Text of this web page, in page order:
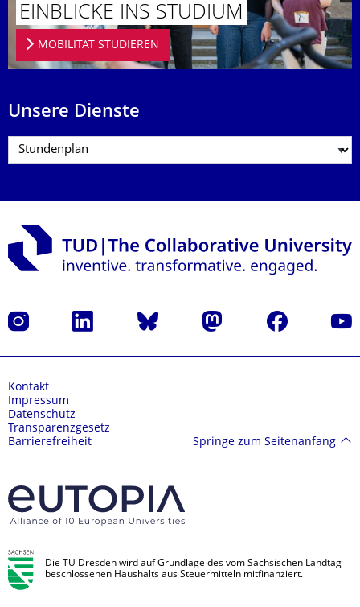
EINBLICKE INS STUDIUM
MOBILITÄT STUDIEREN
Unsere Dienste
Instagram LinkedIn Bluesky Mastodon Facebook
Kontakt
Impressum
Datenschutz
Transparenzgesetz
Barrierefreiheit
Springe zum Seitenanfang
Die TU Dresden wird auf Grundlage des vom Sächsischen Landtag
beschlossenen Haushalts aus Steuermitteln mitfinanziert.